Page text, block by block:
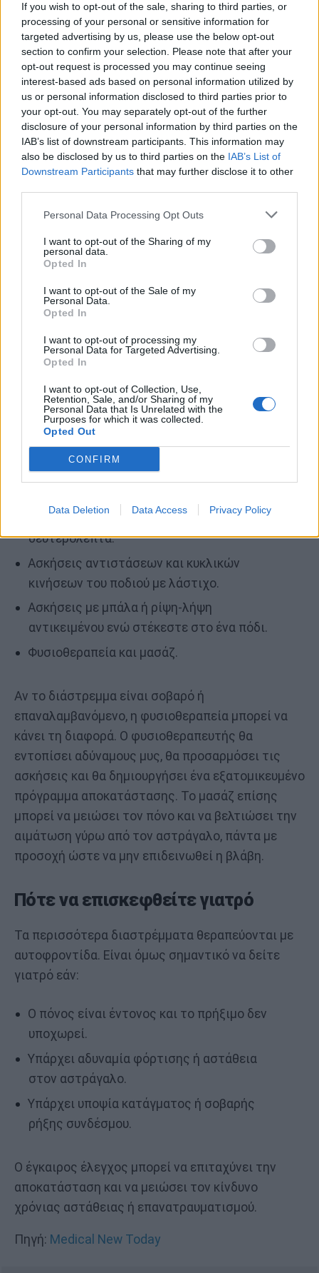
If you wish to opt-out of the sale, sharing to third parties, or
processing of your personal or sensitive information for
targeted advertising by us, please use the below opt-out
section to confirm your selection. Please note that after your
opt-out request is processed you may continue seeing
interest-based ads based on personal information utilized by
us or personal information disclosed to third parties prior to
your opt-out. You may separately opt-out of the further
disclosure of your personal information by third parties on the
IAB’s list of downstream participants. This information may
also be disclosed by us to third parties on the IAB’s List of
Downstream Participants that may further disclose it to other
Personal Data Processing Opt Outs
I want to opt-out of the Sharing of my
personal data.
Opted In
I want to opt-out of the Sale of my
Personal Data.
Opted In
I want to opt-out of processing my
Personal Data for Targeted Advertising.
Opted In
I want to opt-out of Collection, Use,
Retention, Sale, and/or Sharing of my
Personal Data that Is Unrelated with the
Purposes for which it was collected.
Opted Out
CONFIRM
Data Deletion Data Access Privacy Policy
Η ακινησία μετά από διάστρεμμα μπορεί να κάνει
τους μυς γύρω από τον αστράγαλο αδύναμους.
Απαλές διατάσεις, όπως η περιστροφή του
ποδιού, ενισχύουν την κυκλοφορία και τη δύναμη,
προλαμβάνοντας μελλοντικούς τραυματισμούς.
Στόχος είναι η κίνηση χωρίς πόνο.
Σταδιακή επιστροφή στο περπάτημα
Όταν το πρήξιμο και ο πόνος μειωθούν, μπορείτε
να ξεκινήσετε με σύντομες περιόδους
περπατήματος μέσα στο σπίτι. Σταδιακά,
μπορείτε να αυξήσετε τις αποστάσεις και να
επανέλθετε σε κανονικές δραστηριότητες. Μην
ξανατραυματίσει τον αστράγαλο.
Μόλις το περπάτημα γίνει άνετο, οι ασκήσεις
ενδυνάμωσης και ισορροπίας είναι απαραίτητες.
Μερικές απλές ασκήσεις είναι οι εξής:
Σταθείτε σε ένα χαμηλό σκαλοπάτι, με τις
φτέρνες να αιωρούνται και κάντε μικρές
Ισορροπία στο ένα πόδι για 30-60
δευτερόλεπτα.
Ασκήσεις αντιστάσεων και κυκλικών
κινήσεων του ποδιού με λάστιχο.
Ασκήσεις με μπάλα ή ρίψη-λήψη
αντικειμένου ενώ στέκεστε στο ένα πόδι.
Φυσιοθεραπεία και μασάζ.
Αν το διάστρεμμα είναι σοβαρό ή
επαναλαμβανόμενο, η φυσιοθεραπεία μπορεί να
κάνει τη διαφορά. Ο φυσιοθεραπευτής θα
εντοπίσει αδύναμους μυς, θα προσαρμόσει τις
ασκήσεις και θα δημιουργήσει ένα εξατομικευμένο
πρόγραμμα αποκατάστασης. Το μασάζ επίσης
μπορεί να μειώσει τον πόνο και να βελτιώσει την
αιμάτωση γύρω από τον αστράγαλο, πάντα με
προσοχή ώστε να μην επιδεινωθεί η βλάβη.
Πότε να επισκεφθείτε γιατρό
Τα περισσότερα διαστρέμματα θεραπεύονται με
αυτοφροντίδα. Είναι όμως σημαντικό να δείτε
γιατρό εάν:
Ο πόνος είναι έντονος και το πρήξιμο δεν
υποχωρεί.
Υπάρχει αδυναμία φόρτισης ή αστάθεια
στον αστράγαλο.
Υπάρχει υποψία κατάγματος ή σοβαρής
ρήξης συνδέσμου.
Ο έγκαιρος έλεγχος μπορεί να επιταχύνει την
αποκατάσταση και να μειώσει τον κίνδυνο
χρόνιας αστάθειας ή επανατραυματισμού.
Πηγή: Medical New Today